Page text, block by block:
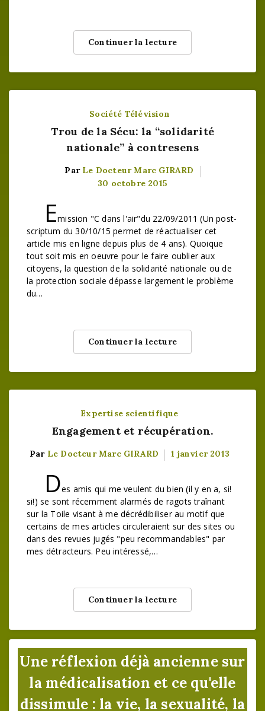
Continuer la lecture
Société Télévision
Trou de la Sécu: la “solidarité
nationale” à contresens
Par Le Docteur Marc GIRARD
30 octobre 2015
Emission "C dans l'air"du 22/09/2011 (Un post-
scriptum du 30/10/15 permet de réactualiser cet
article mis en ligne depuis plus de 4 ans). Quoique
tout soit mis en oeuvre pour le faire oublier aux
citoyens, la question de la solidarité nationale ou de
la protection sociale dépasse largement le problème
du…
Continuer la lecture
Expertise scientifique
Engagement et récupération.
Par Le Docteur Marc GIRARD 1 janvier 2013
Des amis qui me veulent du bien (il y en a, si!
si!) se sont récemment alarmés de ragots traînant
sur la Toile visant à me décrédibiliser au motif que
certains de mes articles circuleraient sur des sites ou
dans des revues jugés "peu recommandables" par
mes détracteurs. Peu intéressé,…
Continuer la lecture
Une réflexion déjà ancienne sur
la médicalisation et ce qu'elle
dissimule : la vie, la sexualité, la